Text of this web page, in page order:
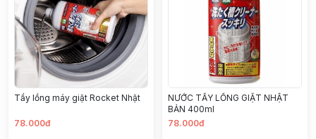
Tẩy lồng máy giặt Rocket Nhật
78.000đ
NƯỚC TẨY LỒNG GIẶT NHẬT
BẢN 400ml
78.000đ